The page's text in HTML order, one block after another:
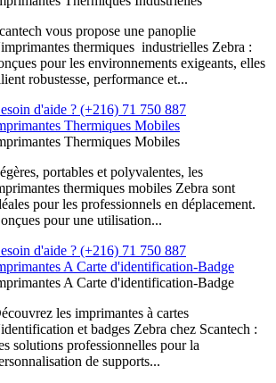
vous propose une panoplie
thermiques industrielles Zebra :
pour les environnements exigeants, elles
robustesse, performance et...
d'aide ? (+216) 71 750 887
Thermiques Mobiles
Thermiques Mobiles
portables et polyvalentes, les
thermiques mobiles Zebra sont
pour les professionnels en déplacement.
pour une utilisation...
d'aide ? (+216) 71 750 887
A Carte d'identification-Badge
A Carte d'identification-Badge
les imprimantes à cartes
et badges Zebra chez Scantech :
solutions professionnelles pour la
de supports...